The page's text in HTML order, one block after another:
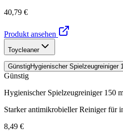
40,79 €
Produkt ansehen
Toycleaner
GünstigHygienischer Spielzeugreiniger
Günstig
Hygienischer Spielzeugreiniger 150
Starker antimikrobieller Reiniger für
8,49 €